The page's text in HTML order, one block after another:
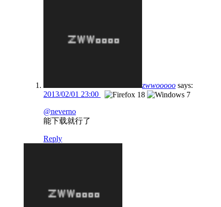
zwwooooo says:
2013/02/01 23:00
@neverno
能下载就行了
Reply